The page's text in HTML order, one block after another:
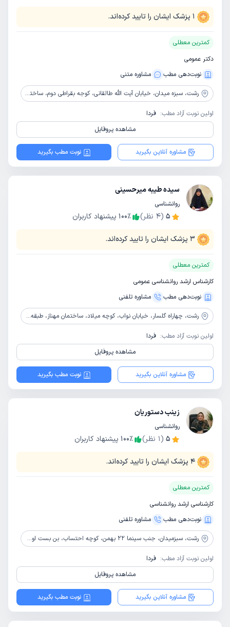
1 پزشک ایشان را تایید کرده‌اند.
کمترین معطلی
دکتر عمومی
نوبت‌دهی مطب
مشاوره‌ متنی
رشت، سبزه میدان، خیابان آیت الله طالقانی، کوجه بقراطی دوم، ساختمان سفید دست چپ، طبقه سوم، مطب دکتر زهره بخشی پور
اولین نوبت آزاد مطب: فردا
مشاهده پروفایل
مشاوره آنلاین بگیرید نوبت مطب بگیرید
سیده طیبه میرحسینی
روانشناسی
5
(
4 نظر) 100٪ پیشنهاد کاربران
3 پزشک ایشان را تایید کرده‌اند.
کمترین معطلی
کارشناس ارشد روانشناسی عمومی
نوبت‌دهی مطب
مشاوره‌ تلفنی
رشت، چهاراه گلسار، خیابان نواب، کوچه میلاد، ساختمان مهناز، طبقه 1، مرکز مشاوره طنین آرامش
اولین نوبت آزاد مطب: فردا
مشاهده پروفایل
مشاوره آنلاین بگیرید نوبت مطب بگیرید
زینب دستوریان
روانشناسی
5
(
1 نظر) 100٪ پیشنهاد کاربران
4 پزشک ایشان را تایید کرده‌اند.
کمترین معطلی
کارشناسی ارشد روانشناسی
نوبت‌دهی مطب
مشاوره‌ تلفنی
رشت، سبزمیدان، جنب سینما 22 بهمن، کوچه احتساب، بن بست اول، ساختمان کسری، طبقه دوم، واحد 5
اولین نوبت آزاد مطب: فردا
مشاهده پروفایل
مشاوره آنلاین بگیرید نوبت مطب بگیرید